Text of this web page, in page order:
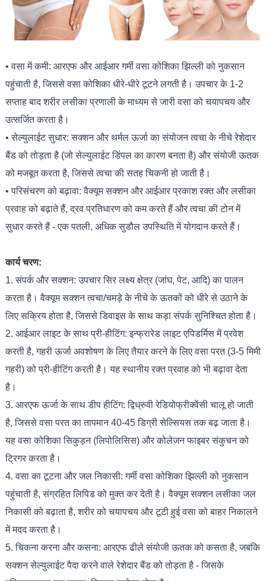
• वसा में कमी: आरएफ और आईआर गर्मी वसा कोशिका झिल्ली को नुकसान
पहुंचाती है, जिससे वसा कोशिका धीरे-धीरे टूटने लगती है। उपचार के 1-2
सप्ताह बाद शरीर लसीका प्रणाली के माध्यम से जारी वसा को चयापचय और
उत्सर्जित करता है।
• सेल्युलाईट सुधार: सक्शन और थर्मल ऊर्जा का संयोजन त्वचा के नीचे रेशेदार
बैंड को तोड़ता है (जो सेल्युलाईट डिंपल का कारण बनता है) और संयोजी ऊतक
को मजबूत करता है, जिससे त्वचा की सतह चिकनी हो जाती है।
• परिसंचरण को बढ़ावा: वैक्यूम सक्शन और आईआर प्रकाश रक्त और लसीका
प्रवाह को बढ़ाते हैं, द्रव प्रतिधारण को कम करते हैं और त्वचा की टोन में
सुधार करते हैं - एक पतली, अधिक सुडौल उपस्थिति में योगदान करते हैं।
कार्य चरण:
1. संपर्क और सक्शन: उपचार सिर लक्ष्य क्षेत्र (जांघ, पेट, आदि) का पालन
करता है। वैक्यूम सक्शन त्वचा/चमड़े के नीचे के ऊतकों को धीरे से उठाने के
लिए सक्रिय होता है, जिससे डिवाइस के साथ कड़ा संपर्क सुनिश्चित होता है।
2. आईआर लाइट के साथ प्री-हीटिंग: इन्फ्रारेड लाइट एपिडर्मिस में प्रवेश
करती है, गहरी ऊर्जा अवशोषण के लिए तैयार करने के लिए वसा परत (3-5 मिमी
गहरी) को प्री-हीटिंग करती है। यह स्थानीय रक्त प्रवाह को भी बढ़ावा देता
है।
3. आरएफ ऊर्जा के साथ डीप हीटिंग: द्विध्रुवी रेडियोफ्रीक्वेंसी चालू हो जाती
है, जिससे वसा परत का तापमान 40-45 डिग्री सेल्सियस तक बढ़ जाता है।
यह वसा कोशिका सिकुड़न (लिपोलिसिस) और कोलेजन फाइबर संकुचन को
ट्रिगर करता है।
4. वसा का टूटना और जल निकासी: गर्मी वसा कोशिका झिल्ली को नुकसान
पहुंचाती है, संग्रहित लिपिड को मुक्त कर देती है। वैक्यूम सक्शन लसीका जल
निकासी को बढ़ाता है, शरीर को चयापचय और टूटी हुई वसा को बाहर निकालने
में मदद करता है।
5. चिकना करना और कसना: आरएफ ढीले संयोजी ऊतक को कसता है, जबकि
सक्शन सेल्युलाईट पैदा करने वाले रेशेदार बैंड को तोड़ता है - जिसके